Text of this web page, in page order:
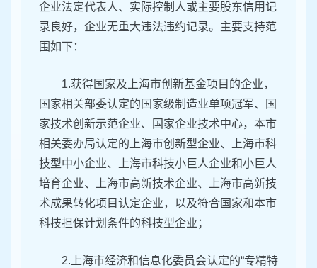
企业法定代表人、实际控制人或主要股东信用记
录良好，企业无重大违法违约记录。主要支持范
围如下：
1.获得国家及上海市创新基金项目的企业，
国家相关部委认定的国家级制造业单项冠军、国
家技术创新示范企业、国家企业技术中心，本市
相关委办局认定的上海市创新型企业、上海市科
技型中小企业、上海市科技小巨人企业和小巨人
培育企业、上海市高新技术企业、上海市高新技
术成果转化项目认定企业，以及符合国家和本市
科技担保计划条件的科技型企业；
2.上海市经济和信息化委员会认定的“专精特